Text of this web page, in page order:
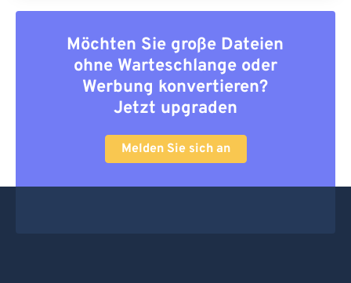
Möchten Sie große Dateien
ohne Warteschlange oder
Werbung konvertieren?
Jetzt upgraden
Melden Sie sich an